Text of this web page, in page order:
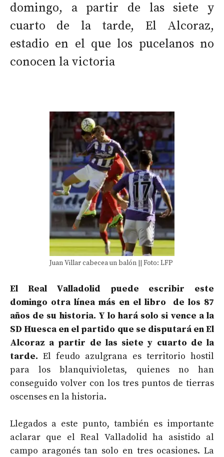
domingo, a partir de las siete y
cuarto de la tarde, El Alcoraz,
estadio en el que los pucelanos no
conocen la victoria
Juan Villar cabecea un balón || Foto: LFP
El Real Valladolid puede escribir este
domingo otra línea más en el libro de los 87
años de su historia. Y lo hará solo si vence a la
SD Huesca en el partido que se disputará en El
Alcoraz a partir de las siete y cuarto de la
tarde. El feudo azulgrana es territorio hostil
para los blanquivioletas, quienes no han
conseguido volver con los tres puntos de tierras
oscenses en la historia.
Llegados a este punto, también es importante
aclarar que el Real Valladolid ha asistido al
campo aragonés tan solo en tres ocasiones. La